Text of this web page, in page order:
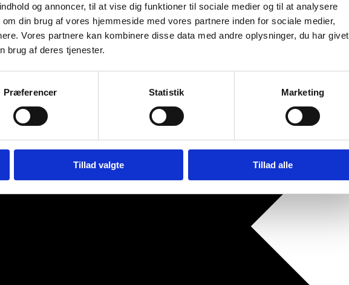
og annoncer, til at vise dig funktioner til sociale medier og til at analysere
din brug af vores hjemmeside med vores partnere inden for sociale medier,
Vores partnere kan kombinere disse data med andre oplysninger, du har givet
brug af deres tjenester.
Præferencer Statistik Marketing
Tillad valgte Tillad alle